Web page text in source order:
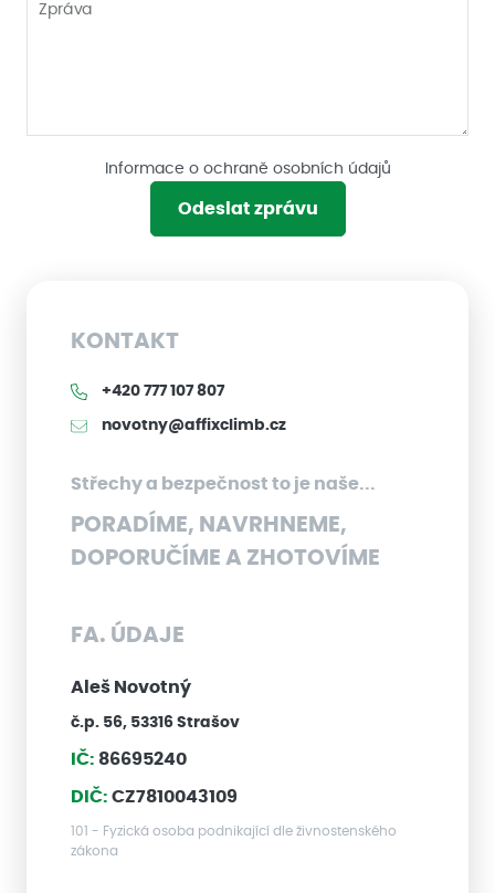
Zpráva
Informace o ochraně osobních údajů
Odeslat zprávu
KONTAKT
+420 777 107 807
novotny@affixclimb.cz
Střechy a bezpečnost to je naše...
PORADÍME, NAVRHNEME,
DOPORUČÍME A ZHOTOVÍME
FA. ÚDAJE
Aleš Novotný
č.p. 56, 53316 Strašov
IČ: 86695240
DIČ: CZ7810043109
101 - Fyzická osoba podnikající dle živnostenského
zákona